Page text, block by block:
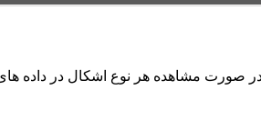
صورت مشاهده هر نوع اشکال در داده های